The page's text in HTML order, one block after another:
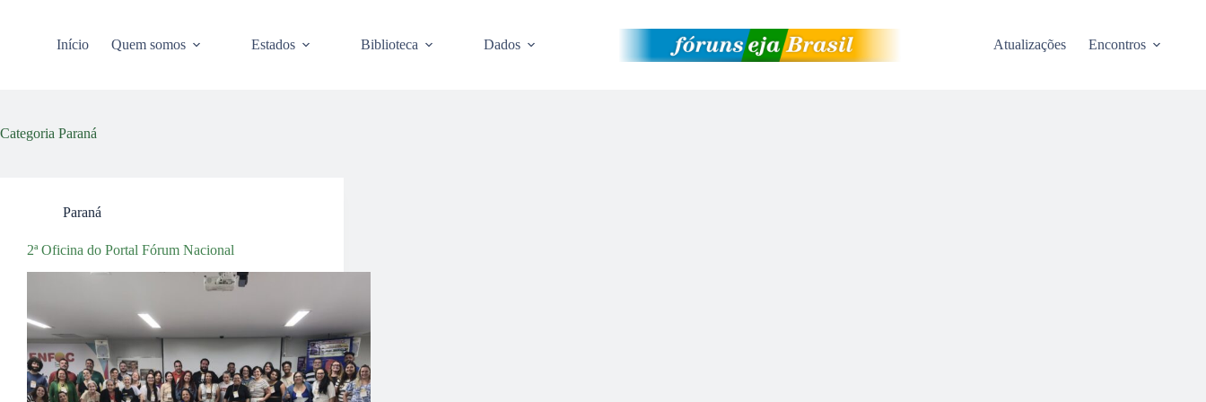
Início Quem somos Estados Biblioteca Dados Atualizações Encontros
Categoria Paraná
Paraná
2ª Oficina do Portal Fórum Nacional